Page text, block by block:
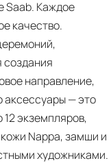
Saab. Каждое
качество.
создания
направление,
аксессуары — это
экземпляров,
Nappa, замши и
художниками.